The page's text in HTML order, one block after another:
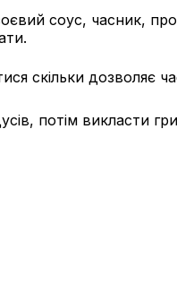
соус, часник,
скільки дозволяє
потім викласти